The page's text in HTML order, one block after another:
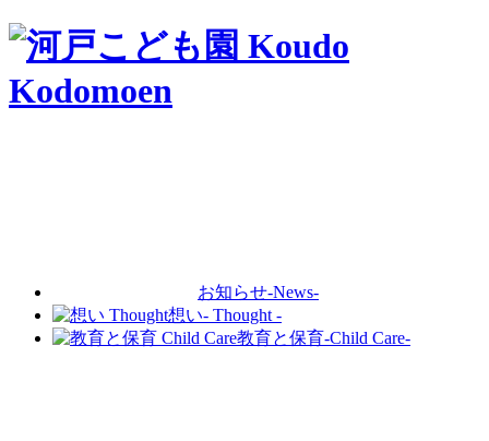
お知らせ-News-
想い- Thought -
教育と保育-Child Care-